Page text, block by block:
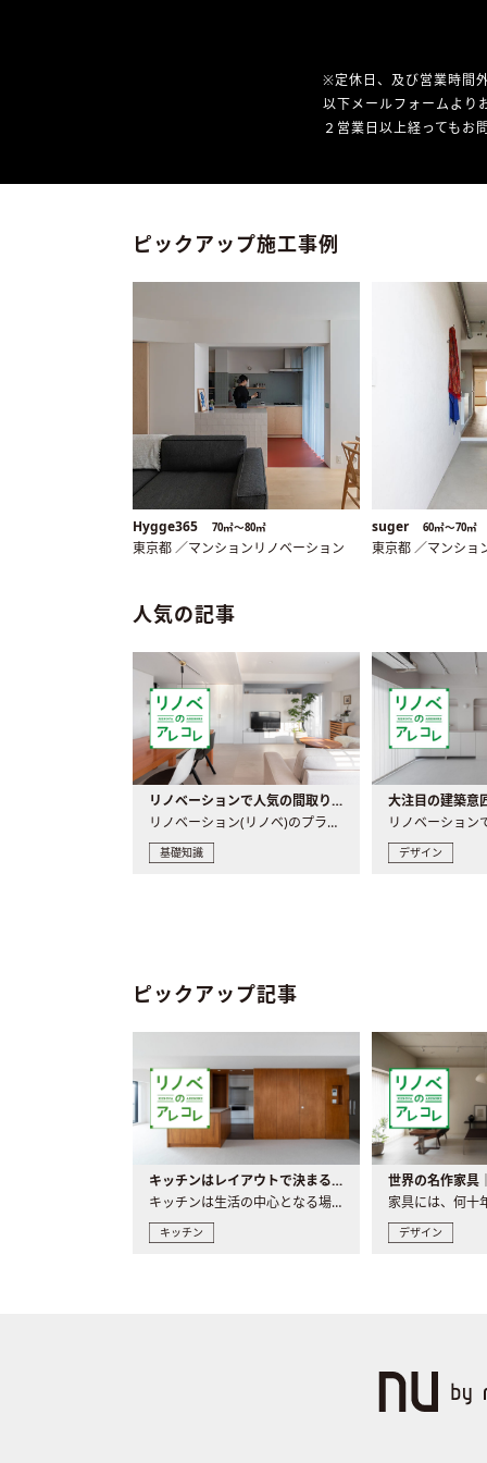
※定休日、及び営業時間
以下メールフォームより
２営業日以上経ってもお
ピックアップ施工事例
Hygge365 70㎡〜80㎡
東京都 ／マンションリノベーション
suger 60㎡〜70㎡
東京都 ／マンショ
人気の記事
リノベーションで人気の間取りとは？トレンドの間取りと実例を徹底解説
リノベーション(リノベ)のプランニングで一番最初に決めるのは..
基礎知識 デザイン
ピックアップ記事
キッチンはレイアウトで決まる。後悔しないための考え方と選び方
キッチンは生活の中心となる場所だからこそ、家の中のどこに置..
キッチン デザイン